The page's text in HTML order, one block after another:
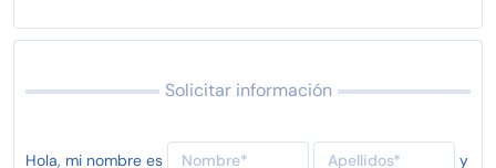
Solicitar información
Hola, mi nombre es y